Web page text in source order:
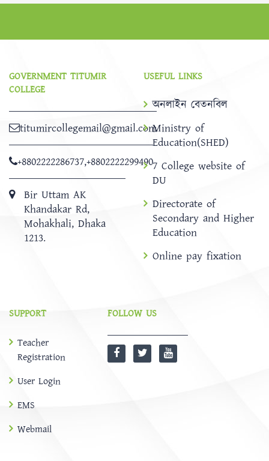
GOVERNMENT TITUMIR
COLLEGE
titumircollegemail@gmail.com
+8802222286737,+8802222299490
Bir Uttam AK
Khandakar Rd,
Mohakhali, Dhaka
1213.
USEFUL LINKS
অনলাইন বেতনবিল
Ministry of
Education(SHED)
7 College website of
DU
Directorate of
Secondary and Higher
Education
Online pay fixation
SUPPORT
Teacher
Registration
User Login
EMS
Webmail
FOLLOW US